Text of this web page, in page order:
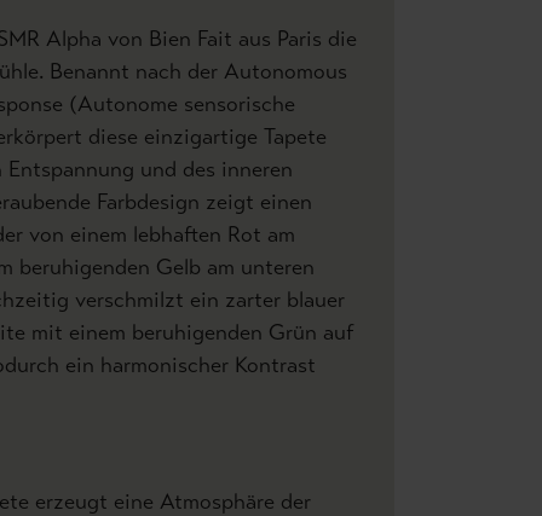
Alpha von Bien Fait aus Paris die
Benannt nach der Autonomous
(Autonome sensorische
diese einzigartige Tapete
und des inneren
Farbdesign zeigt einen
von einem lebhaften Rot am
beruhigenden Gelb am unteren
verschmilzt ein zarter blauer
mit einem beruhigenden Grün auf
ein harmonischer Kontrast
erzeugt eine Atmosphäre der